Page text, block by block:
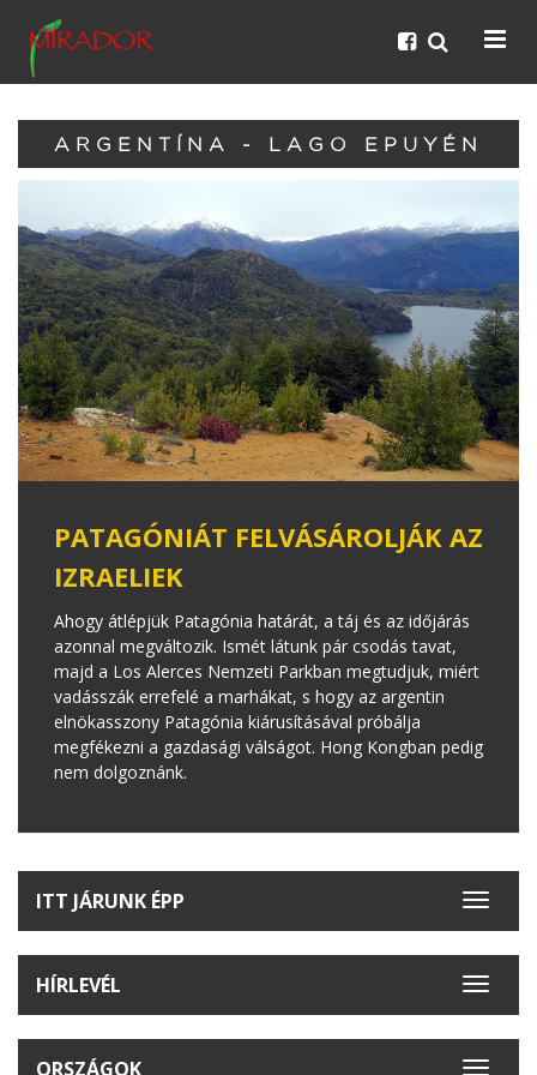
ARGENTÍNA - LAGO EPUYÉN
PATAGÓNIÁT FELVÁSÁROLJÁK AZ
IZRAELIEK
Ahogy átlépjük Patagónia határát, a táj és az időjárás
azonnal megváltozik. Ismét látunk pár csodás tavat,
majd a Los Alerces Nemzeti Parkban megtudjuk, miért
vadásszák errefelé a marhákat, s hogy az argentin
elnökasszony Patagónia kiárusításával próbálja
megfékezni a gazdasági válságot. Hong Kongban pedig
nem dolgoznánk.
Toggle
ITT JÁRUNK ÉPP
Toggle
HÍRLEVÉL
ORSZÁGOK